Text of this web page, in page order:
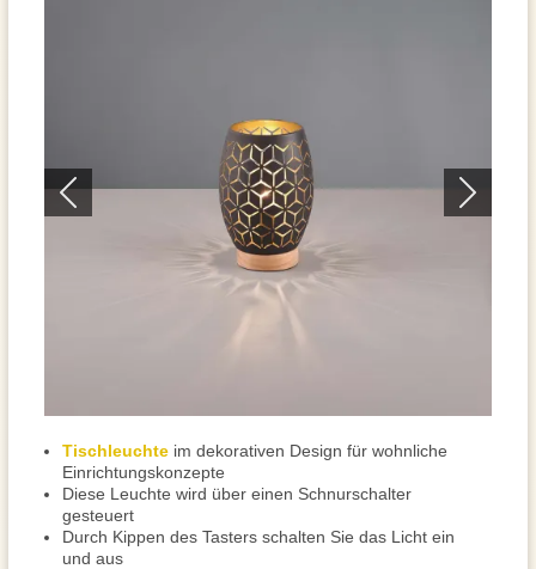
Tischleuchte im dekorativen Design für wohnliche
Einrichtungskonzepte
Diese Leuchte wird über einen Schnurschalter
gesteuert
Durch Kippen des Tasters schalten Sie das Licht ein
und aus